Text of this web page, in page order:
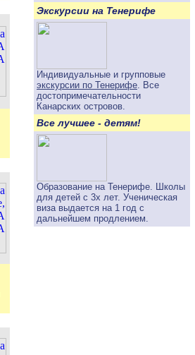
Экскурсии на Тенерифе
Индивидуальные и групповые
экскурсии по Тенерифе. Все
достопримечательности
Канарских островов.
Все лучшее - детям!
Образование на Тенерифе. Школы
для детей с 3х лет. Ученическая
виза выдается на 1 год с
дальнейшем продлением.